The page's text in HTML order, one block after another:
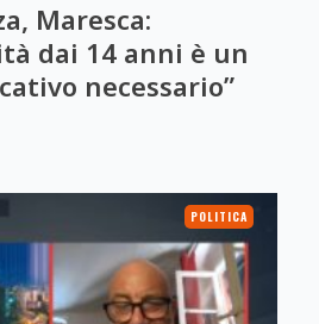
Maresca:
dai 14 anni è un
necessario”
POLITICA